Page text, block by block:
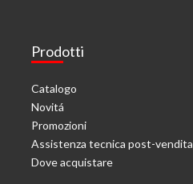
Prodotti
Catalogo
Novitá
Promozioni
Assistenza tecnica post-vendita
Dove acquistare